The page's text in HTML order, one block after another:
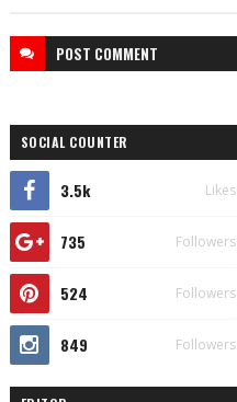
POST COMMENT
SOCIAL COUNTER
3.5k Likes
735 Followers
524 Followers
849 Followers